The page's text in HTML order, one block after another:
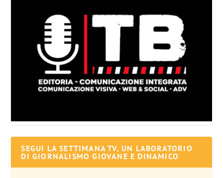
SEGUI LA SETTIMANA TV, UN LABORATORIO
DI GIORNALISMO GIOVANE E DINAMICO